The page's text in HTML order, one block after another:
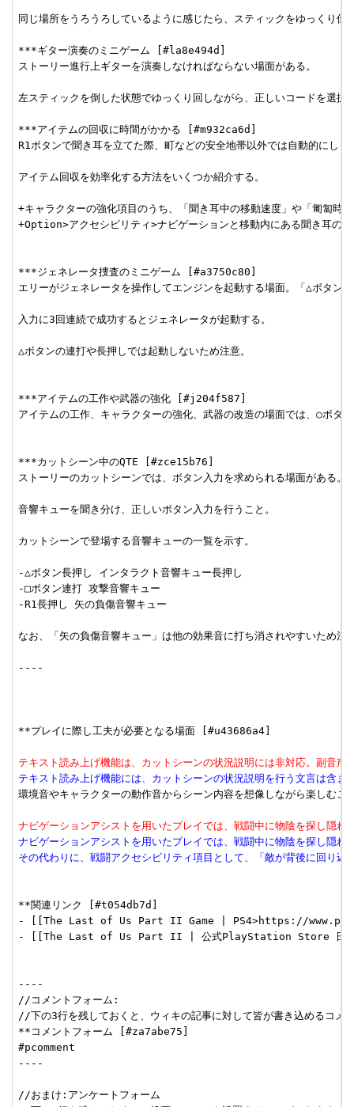
テキスト読み上げ機能は、カットシーンの状況説明には非対応。副音声
テキスト読み上げ機能には、カットシーンの状況説明を行う文言は含
環境音やキャラクターの動作音からシーン内容を想像しながら楽しむこ
ナビゲーションアシストを用いたプレイでは、戦闘中に物陰を探し隠
ナビゲーションアシストを用いたプレイでは、戦闘中に物陰を探し隠
その代わりに、戦闘アクセシビリティ項目として、「敵が背後に回り
**関連リンク [#t054db7d]
- [[The Last of Us Part II Game | PS4>https://
- [[The Last of Us Part II | 公式PlayStation Store 日本
----
//コメントフォーム:
//下の3行を残しておくと、ウィキの記事に対して皆が書き込めるコメ
**コメントフォーム [#za7abe75]
#pcomment
----
//おまけ:アンケートフォーム